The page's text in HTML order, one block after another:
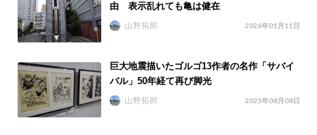
由 表示乱れても亀は健在
山野拓郎 2026年01月11日
巨大地震描いたゴルゴ13作者の名作「サバイ
バル」50年経て再び脚光
山野拓郎 2025年08月08日